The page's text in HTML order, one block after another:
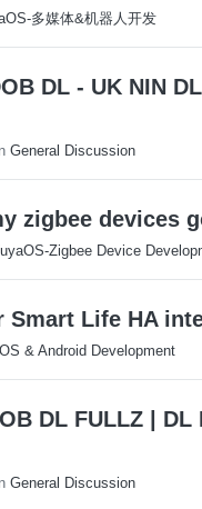
多媒体&机器人开发
DL - UK NIN
General Discussion
zigbee devices
Zigbee Device
Smart Life HA
& Android Development
DL FULLZ | DL
General Discussion